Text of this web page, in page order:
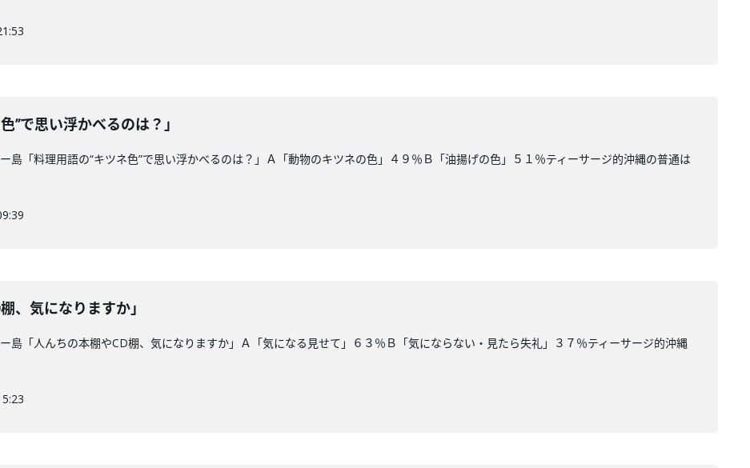
”で思い浮かべるのは？」
島「料理用語の“キツネ色”で思い浮かべるのは？」Ａ「動物のキツネの色」４９％Ｂ「油揚げの色」５１％ティーサージ的沖縄の普通は
、気になりますか」
島「人んちの本棚やCD棚、気になりますか」Ａ「気になる見せて」６３％Ｂ「気にならない・見たら失礼」３７％ティーサージ的沖縄